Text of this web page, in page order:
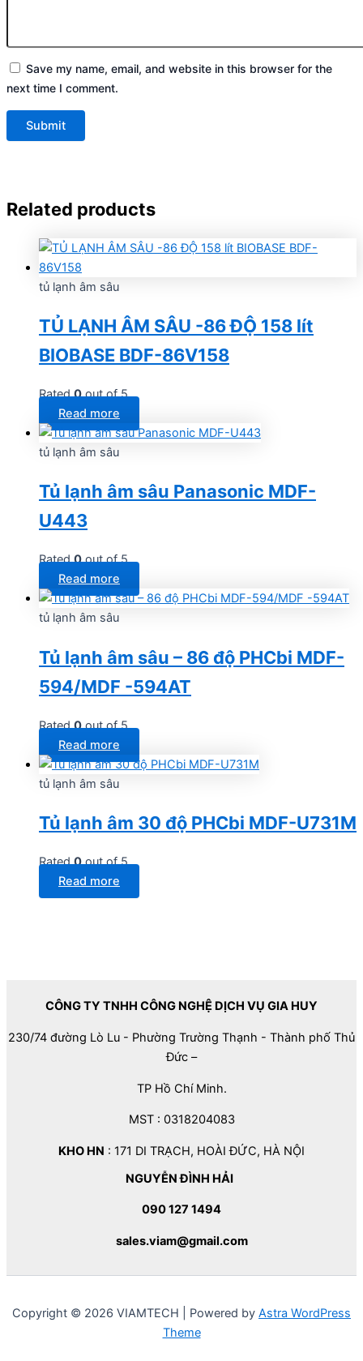
Save my name, email, and website in this browser for the
next time I comment.
Related products
tủ lạnh âm sâu
TỦ LẠNH ÂM SÂU -86 ĐỘ 158 lít
BIOBASE BDF-86V158
Rated0out of 5
Read more
tủ lạnh âm sâu
Tủ lạnh âm sâu Panasonic MDF-
U443
Rated0out of 5
Read more
tủ lạnh âm sâu
Tủ lạnh âm sâu – 86 độ PHCbi MDF-
594/MDF -594AT
Rated0out of 5
Read more
tủ lạnh âm sâu
Tủ lạnh âm 30 độ PHCbi MDF-U731M
Rated0out of 5
Read more
CÔNG TY TNHH CÔNG NGHỆ DỊCH VỤ GIA HUY
230/74 đường Lò Lu - Phường Trường Thạnh - Thành phố Thủ
Đức –
TP Hồ Chí Minh.
MST : 0318204083
KHO HN : 171 DI TRẠCH, HOÀI ĐỨC, HÀ NỘI
NGUYỄN ĐÌNH HẢI
090 127 1494
sales.viam@gmail.com
Copyright © 2026 VIAMTECH | Powered by Astra WordPress
Theme